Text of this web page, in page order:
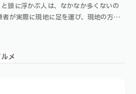
頭に浮かぶ人は、なかなか多くないの
が実際に現地に足を運び、現地の方の
必ず行くべきグルメスポットを厳選！
ルメ